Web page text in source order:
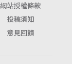
網站授權條款
投稿須知
意見回饋